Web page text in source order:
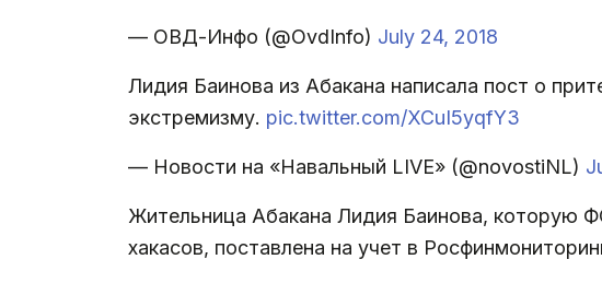
— ОВД-Инфо (@OvdInfo) July 24, 2018
Лидия Баинова из Абакана написала пост о
экстремизму. pic.twitter.com/XCuI5yqfY3
— Новости на «Навальный LIVE» (@novostiNL)
Жительница Абакана Лидия Баинова, которую
хакасов, поставлена на учет в